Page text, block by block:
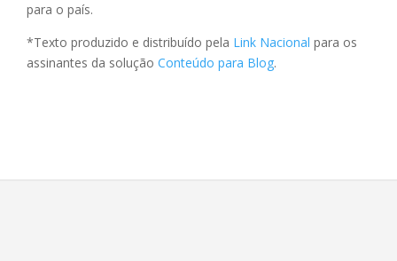
para o país.
*Texto produzido e distribuído pela Link Nacional para os
assinantes da solução Conteúdo para Blog.